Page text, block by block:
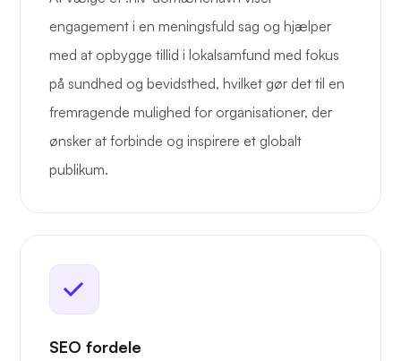
engagement i en meningsfuld sag og hjælper
med at opbygge tillid i lokalsamfund med fokus
på sundhed og bevidsthed, hvilket gør det til en
fremragende mulighed for organisationer, der
ønsker at forbinde og inspirere et globalt
publikum.
SEO fordele